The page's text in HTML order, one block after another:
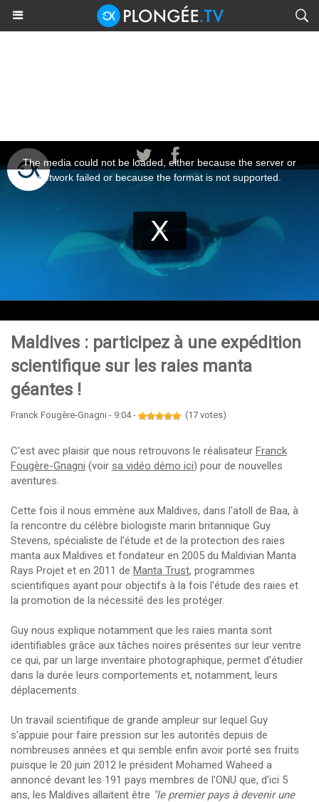
Maldives : participez à une expédition
scientifique sur les raies manta
géantes !
Franck Fougère-Gnagni - 9:04 - (17 votes)
C'est avec plaisir que nous retrouvons le réalisateur Franck
Fougère-Gnagni (voir sa vidéo démo ici) pour de nouvelles
aventures.
Cette fois il nous emmène aux Maldives, dans l'atoll de Baa, à
la rencontre du célèbre biologiste marin britannique Guy
Stevens, spécialiste de l'étude et de la protection des raies
manta aux Maldives et fondateur en 2005 du Maldivian Manta
Rays Projet et en 2011 de Manta Trust, programmes
scientifiques ayant pour objectifs à la fois l'étude des raies et
la promotion de la nécessité des les protéger.
Guy nous explique notamment que les raies manta sont
identifiables grâce aux tâches noires présentes sur leur ventre
ce qui, par un large inventaire photographique, permet d'étudier
dans la durée leurs comportements et, notamment, leurs
déplacements.
Un travail scientifique de grande ampleur sur lequel Guy
s'appuie pour faire pression sur les autorités depuis de
nombreuses années et qui semble enfin avoir porté ses fruits
puisque le 20 juin 2012 le président Mohamed Waheed a
annoncé devant les 191 pays membres de l'ONU que, d'ici 5
ans, les Maldives allaitent être "le premier pays à devenir une